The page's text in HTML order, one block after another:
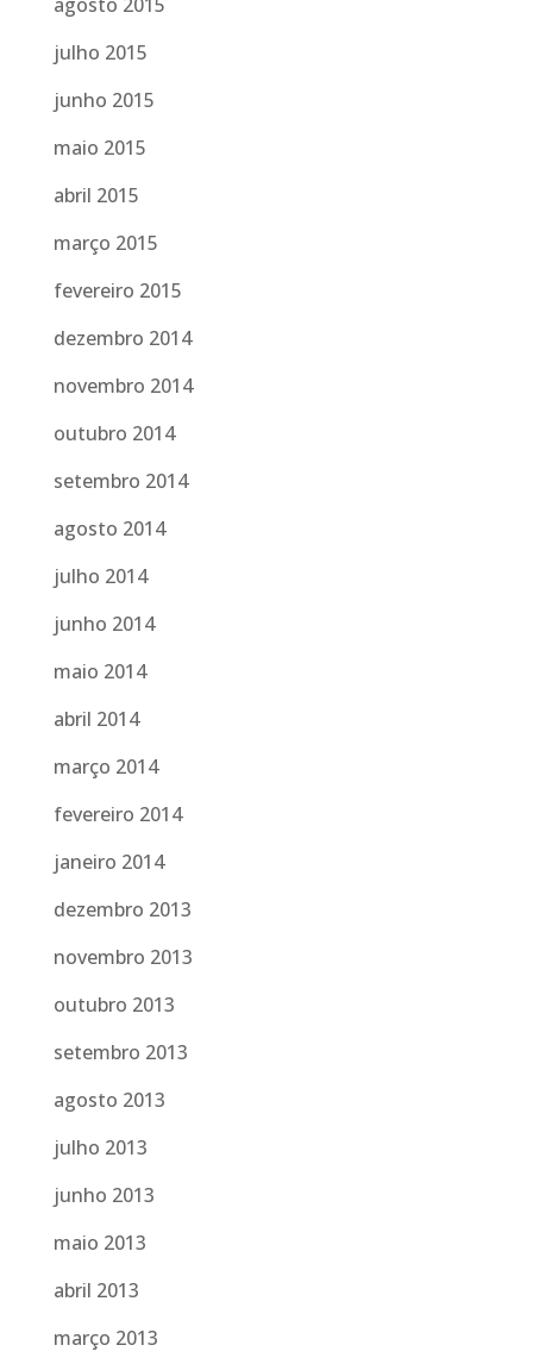
julho 2015
junho 2015
maio 2015
abril 2015
março 2015
fevereiro 2015
dezembro 2014
novembro 2014
outubro 2014
setembro 2014
agosto 2014
julho 2014
junho 2014
maio 2014
abril 2014
março 2014
fevereiro 2014
janeiro 2014
dezembro 2013
novembro 2013
outubro 2013
setembro 2013
agosto 2013
julho 2013
junho 2013
maio 2013
abril 2013
março 2013